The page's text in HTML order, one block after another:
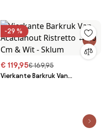
-29 %
€ 119,95€ 169,95
Vierkante Barkruk Van